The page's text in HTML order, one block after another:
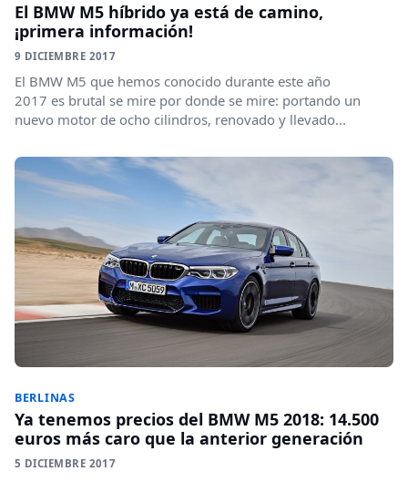
El BMW M5 híbrido ya está de camino,
¡primera información!
9 DICIEMBRE 2017
El BMW M5 que hemos conocido durante este año
2017 es brutal se mire por donde se mire: portando un
nuevo motor de ocho cilindros, renovado y llevado...
BERLINAS
Ya tenemos precios del BMW M5 2018: 14.500
euros más caro que la anterior generación
5 DICIEMBRE 2017